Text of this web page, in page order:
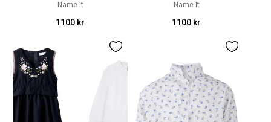
Name It
1100 kr
Name It
1100 kr